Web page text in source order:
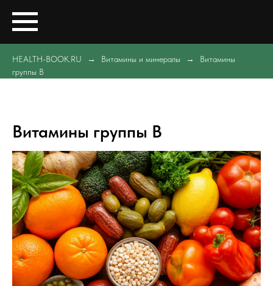
HEALTH-BOOK.RU Витамины и минералы
Витамины
группы B
Витамины группы B